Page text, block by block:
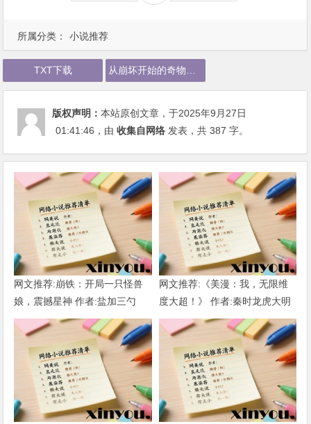
所属分类： 小说推荐
TXT下载 从崩坏开始的奇物锻造师下载
版权声明：本站原创文章，于2025年9月27日
01:41:46 ，由收集自网络 发表，共 387 字。
网文推荐:崩铁：开局一只怪兽
娘，震撼星神 作者:盐加三勺
（1-218）TXT下载
网文推荐:《美漫：我，无限维
度大超！》 作者:秦时龙虎大明
1-802章 TXT下载